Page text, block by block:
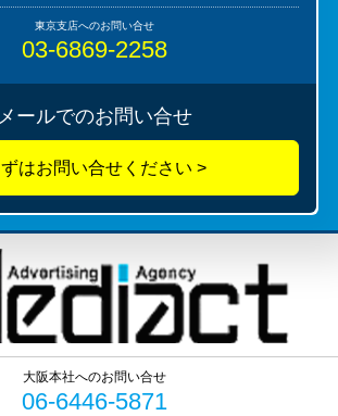
03-6869-2258
メールでのお問い合せ
06-6446-5871